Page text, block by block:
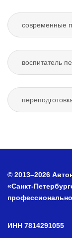
современные
воспитатель
© 2013–2026
«Санкт-
ИНН 7814291055